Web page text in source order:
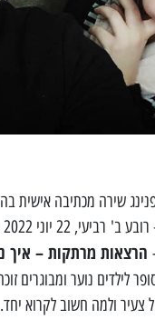
שירה מכתיבה אישית
20:00, הכניסה ללא עלות.
הרצאות מרתקות – איך
לילדים נוער ומבוגרים
ולמה חשוב לקרוא יחד.